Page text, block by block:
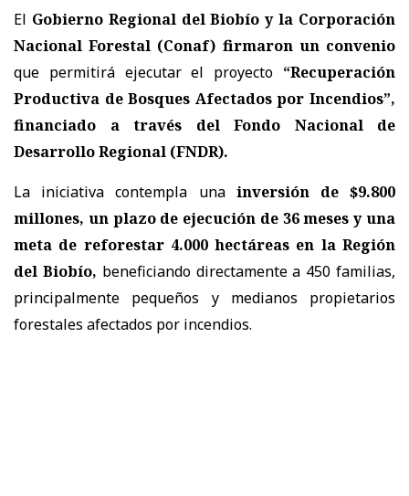
El Gobierno Regional del Biobío y la Corporación
Nacional Forestal (Conaf) firmaron un convenio
que permitirá ejecutar el proyecto “Recuperación
Productiva de Bosques Afectados por Incendios”,
financiado a través del Fondo Nacional de
Desarrollo Regional (FNDR).
La iniciativa contempla una inversión de $9.800
millones, un plazo de ejecución de 36 meses y una
meta de reforestar 4.000 hectáreas en la Región
del Biobío, beneficiando directamente a 450 familias,
principalmente pequeños y medianos propietarios
forestales afectados por incendios.